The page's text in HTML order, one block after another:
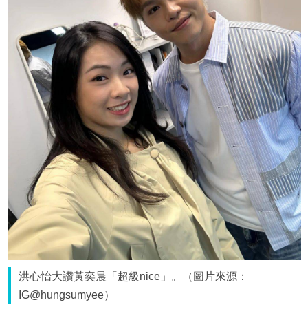
洪心怡大讚黃奕晨「超級nice」。（圖片來源：
IG@hungsumyee）